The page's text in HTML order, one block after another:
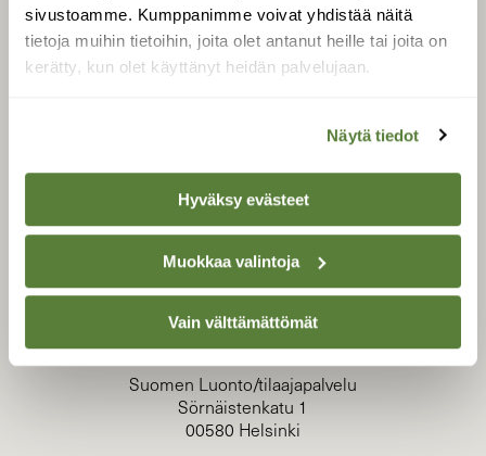
sivustoamme. Kumppanimme voivat yhdistää näitä
tietoja muihin tietoihin, joita olet antanut heille tai joita on
kerätty, kun olet käyttänyt heidän palvelujaan.
Näytä tiedot
Hyväksy evästeet
Muokkaa valintoja
Vain välttämättömät
TILAAJAPALVELU
tilaajapalvelu@sll.fi
(09) 228 08 210 (arkisin klo 9-15)
Suomen Luonto/tilaajapalvelu
Sörnäistenkatu 1
00580 Helsinki